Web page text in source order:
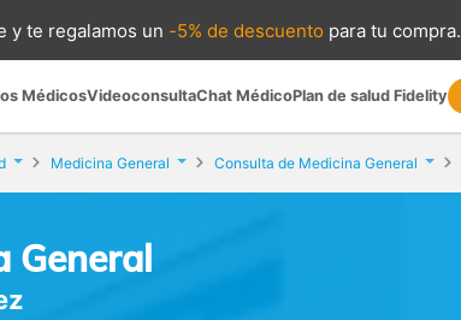
yte regalamos un -5% de descuento para tu compra.
MédicosVideoconsultaChat MédicoPlan de salud Fidelity
Medicina General Consulta de Medicina General
General